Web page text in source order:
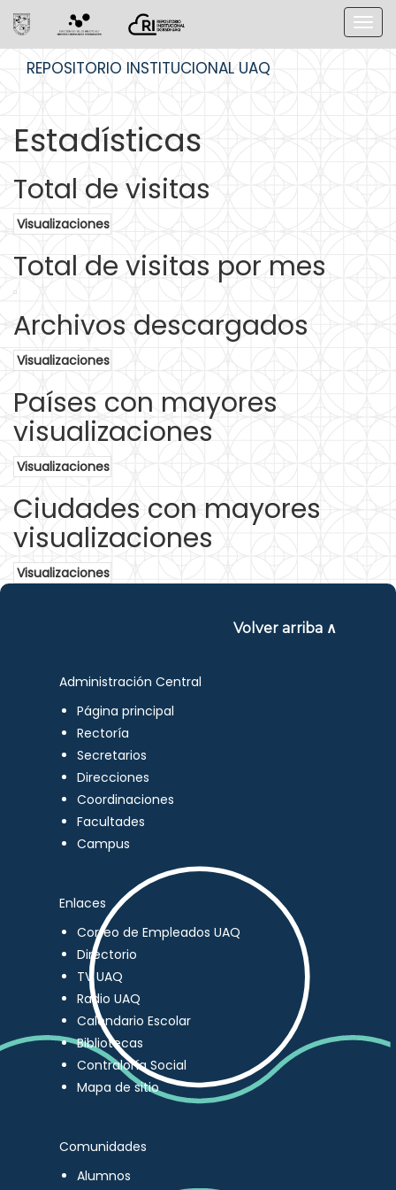
REPOSITORIO INSTITUCIONAL UAQ
Estadísticas
Total de visitas
Visualizaciones
Total de visitas por mes
Archivos descargados
Visualizaciones
Países con mayores
visualizaciones
Visualizaciones
Ciudades con mayores
visualizaciones
Visualizaciones
Volver arriba ∧
Administración Central
Página principal
Rectoría
Secretarios
Direcciones
Coordinaciones
Facultades
Campus
Enlaces
Correo de Empleados UAQ
Directorio
TV UAQ
Radio UAQ
Calendario Escolar
Bibliotecas
Contraloría Social
Mapa de sitio
Comunidades
Alumnos